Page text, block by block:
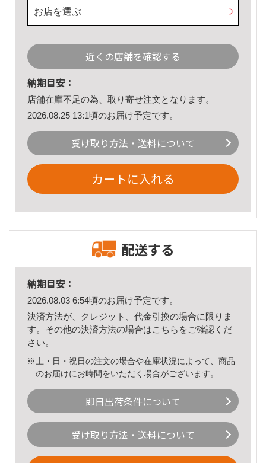
お店を選ぶ
近くの店舗を確認する
納期目安：
店舗在庫不足の為、取り寄せ注文となります。
2026.08.25 13:1頃のお届け予定です。
受け取り方法・送料について
カートに入れる
配送する
納期目安：
2026.08.03 6:54頃のお届け予定です。
決済方法が、クレジット、代金引換の場合に限りま
す。その他の決済方法の場合はこちら をご確認くだ
さい。
※土・日・祝日の注文の場合や在庫状況によって、商品
のお届けにお時間をいただく場合がございます。
即日出荷条件について
受け取り方法・送料について